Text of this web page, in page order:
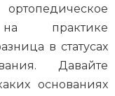
практике
в статусах
Давайте
основаниях